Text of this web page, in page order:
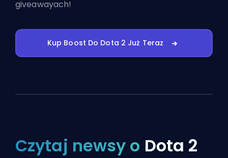
giveawayach!
Kup Boost Do Dota 2 Już Teraz
Czytaj newsy o Dota 2